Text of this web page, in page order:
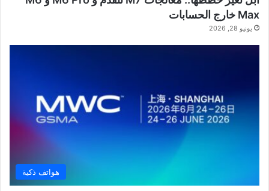
Max خارج الحسابات
يونيو 28, 2026
هواتف ذكية